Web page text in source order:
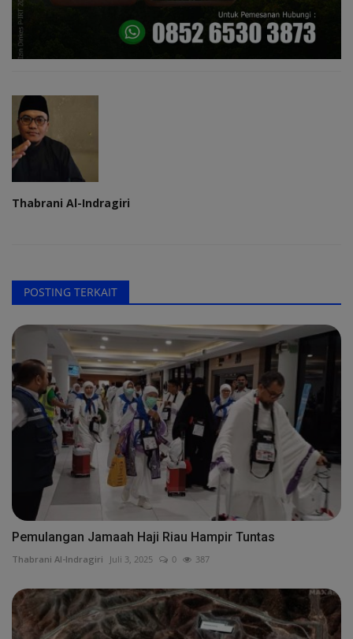
Thabrani Al-Indragiri
POSTING TERKAIT
Pemulangan Jamaah Haji Riau Hampir Tuntas
Thabrani Al-Indragiri Juli 3, 2025 0 387